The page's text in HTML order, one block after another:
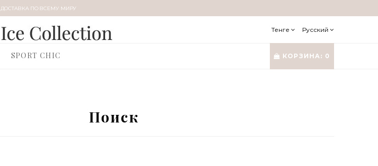
ДОСТАВКА ПО ВСЕМУ МИРУ
Русский
Тенге
SPORT CHIC КОРЗИНА: 0
Поиск